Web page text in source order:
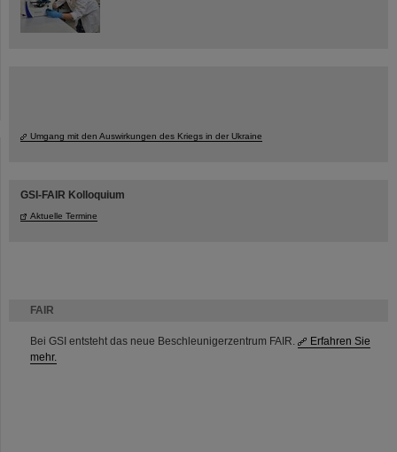
FAIR
Bei GSI entsteht das neue Beschleunigerzentrum FAIR.
Erfahren Sie
mehr.
Umgang mit den Auswirkungen des Kriegs in der Ukraine
GSI-FAIR Kolloquium
Aktuelle Termine